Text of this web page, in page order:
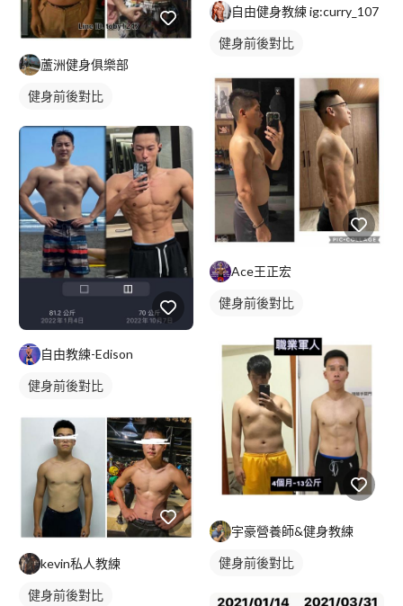
蘆洲健身俱樂部
健身前後對比
自由教練-Edison
健身前後對比
kevin私人教練
健身前後對比
自由健身教練 ig:curry_107
健身前後對比
Ace王正宏
健身前後對比
宇豪營養師&健身教練
健身前後對比